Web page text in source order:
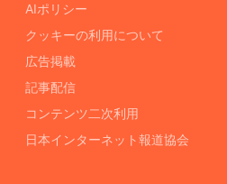
AIポリシー
クッキーの利用について
広告掲載
記事配信
コンテンツ二次利用
日本インターネット報道協会